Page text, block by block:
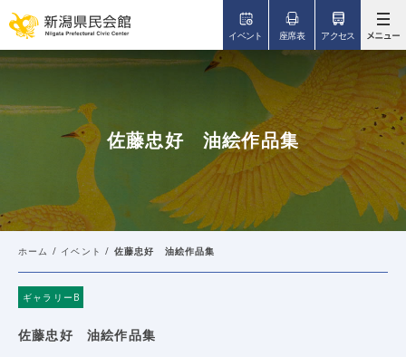
イベント 座席表 アクセス
佐藤忠好 油絵作品集
ホーム / イベント / 佐藤忠好 油絵作品集
ギャラリーB
佐藤忠好 油絵作品集